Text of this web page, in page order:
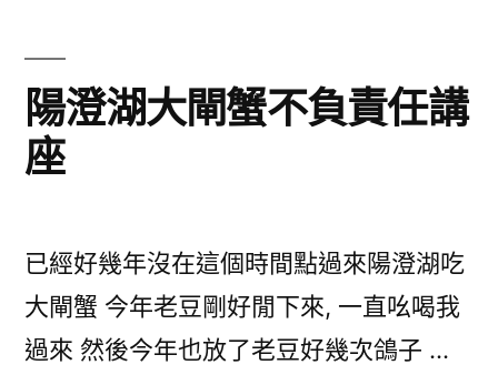
Robert〉
中
陽澄湖大閘蟹不負責任講
座
已經好幾年沒在這個時間點過來陽澄湖吃
大閘蟹 今年老豆剛好閒下來, 一直吆喝我
過來 然後今年也放了老豆好幾次鴿子 …